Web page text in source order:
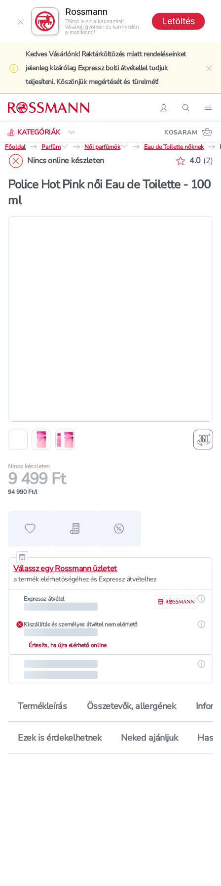
Rossmann
Töltsd le az alkalmazást!
Vásárolj gyorsan és könnyedén
a mobilodról!
Letöltés
Kedves Vásárlónk! Raktárköltözés miatt rendeléseinket
jelenleg kizárólag Expressz bolti átvételleltudjuk
teljesíteni. Köszönjük megértését és türelmét!
BelépésKeresés
KATEGÓRIÁK
Keresés
KOSARAM
Főoldal
Parfüm Női parfümök Eau de Toilette nőknek
Nincs online készleten 4.0 (2)
Police Hot Pink női Eau de Toilette - 100
ml
Nincs készleten
9 499 Ft
94 990 Ft/l
Hozzáadás a kedvencekhez
Hozzáadás a bevásárló listához
alert when on sale
Válassz egy Rossmann üzletet
a termék elérhetőségéhez és Expressz átvételhez
Expressz átvétel
Kiszállítás és személyes átvétel nem elérhető
Értesíts, ha újra elérhető online
Termékleírás Összetevők, allergének
Ezek is érdekelhetnek Neked ajánljuk